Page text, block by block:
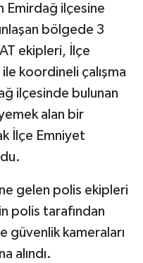
Emirdağ ilçesine
bölgede 3
ekipleri, İlçe
koordineli çalışma
ilçesinde bulunan
alan bir
İlçe Emniyet
gelen polis ekipleri
polis tarafından
güvenlik kameraları
alındı.